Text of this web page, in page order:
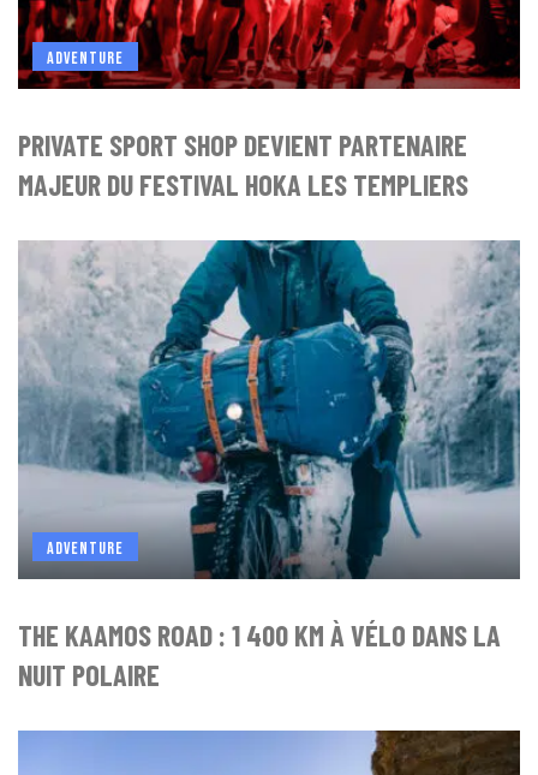
ADVENTURE
PRIVATE SPORT SHOP DEVIENT PARTENAIRE
MAJEUR DU FESTIVAL HOKA LES TEMPLIERS
ADVENTURE
THE KAAMOS ROAD : 1 400 KM À VÉLO DANS LA
NUIT POLAIRE